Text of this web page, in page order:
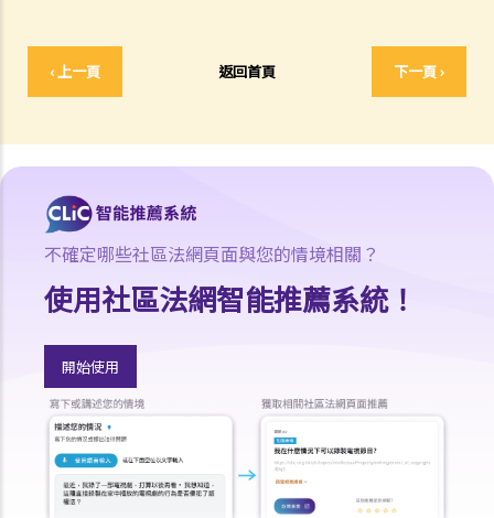
‹ 上一頁 返回首頁 下一頁 ›
$3,000 以作賠償，我可否作此扣除？僱主在甚麼情況下才可扣減僱員薪
2. 我上個月的薪金已被拖欠了十天，我的老闆有否觸犯法律？
否違反僱傭合約？我可否即時終止僱傭合約以及提出索償？
4. 我的工作地方突然被關閉，而自上個月起我便沒有再收到薪金，我認
為公司的財政已陷入困境，而公司亦很可能面臨清盤。我能否取回全部
（或部分）薪金？
5. 假如僱主面臨破產 / 清盤，我可以從哪處獲得協助？
6. 如果我上班遲到，我的僱主可以扣除我的工資嗎？
7. 僱主可否單方面減少僱員的工資，安排無薪假，或更改僱傭合約條款
8. 建築及營造行業的總承判商有沒有責任支付次承判商的僱員的工資？
9. 工資是否包括酌情發給的佣金或花紅？
10. 僱主是否必須發放年終雙糧或花紅給僱員？
11. 如何計算年終酬金？我可於何時收取有關的款項？
不確定哪些社區法網頁面與您的情境相關？
使用社區法網智能推薦系統！
開始使用